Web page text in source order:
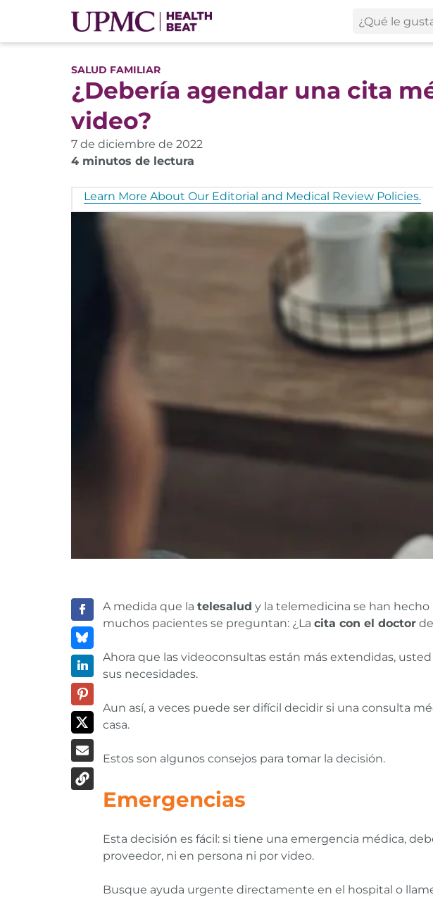
SALUD FAMILIAR
¿Debería agendar una cita
video?
7 de diciembre de 2022
4 minutos de lectura
Learn More About Our Editorial and Medical Review Policies.
A medida que la telesalud y la telemedicina se han hecho
muchos pacientes se preguntan: ¿La cita con el doctor
Ahora que las videoconsultas están más extendidas,
sus necesidades.
Aun así, a veces puede ser difícil decidir si una consulta
casa.
Estos son algunos consejos para tomar la decisión.
Emergencias
Esta decisión es fácil: si tiene una emergencia médica,
proveedor, ni en persona ni por video.
Busque ayuda urgente directamente en el hospital o